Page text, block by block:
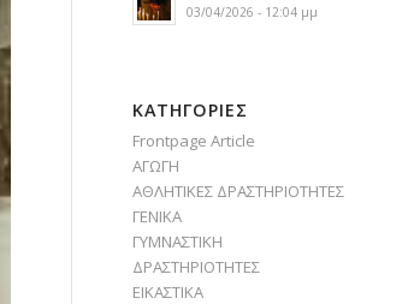
03/04/2026 - 12:04 μμ
KΑΤΗΓΟΡΊΕΣ
Frontpage Article
ΑΓΩΓΗ
ΑΘΛΗΤΙΚΕΣ ΔΡΑΣΤΗΡΙΟΤΗΤΕΣ
ΓΕΝΙΚΑ
ΓΥΜΝΑΣΤΙΚΗ
ΔΡΑΣΤΗΡΙΟΤΗΤΕΣ
ΕΙΚΑΣΤΙΚΑ